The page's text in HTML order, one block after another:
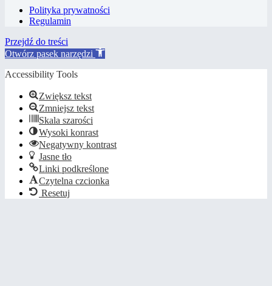
Polityka prywatności
Regulamin
Przejdź do treści
Otwórz pasek narzędzi
Accessibility Tools
Zwiększ tekst
Zmniejsz tekst
Skala szarości
Wysoki konrast
Negatywny kontrast
Jasne tło
Linki podkreślone
Czytelna czcionka
Resetuj